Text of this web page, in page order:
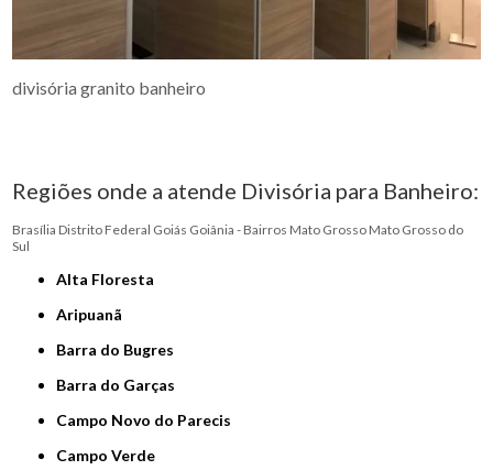
divisória granito banheiro
Regiões onde a atende Divisória para Banheiro:
Brasília Distrito Federal Goiás Goiânia - Bairros Mato Grosso Mato Grosso do
Sul
Alta Floresta
Aripuanã
Barra do Bugres
Barra do Garças
Campo Novo do Parecis
Campo Verde